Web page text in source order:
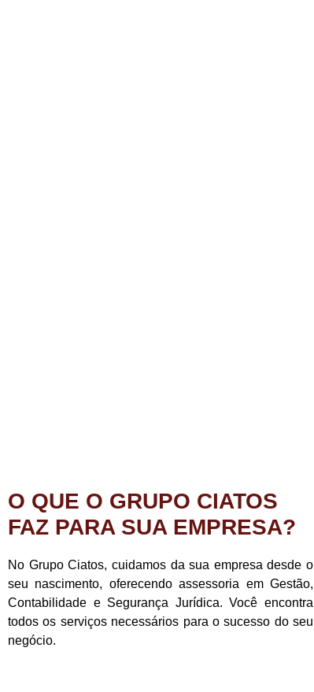
O QUE O GRUPO CIATOS
FAZ PARA SUA EMPRESA?
No Grupo Ciatos, cuidamos da sua empresa desde o
seu nascimento, oferecendo assessoria em Gestão,
Contabilidade e Segurança Jurídica. Você encontra
todos os serviços necessários para o sucesso do seu
negócio.